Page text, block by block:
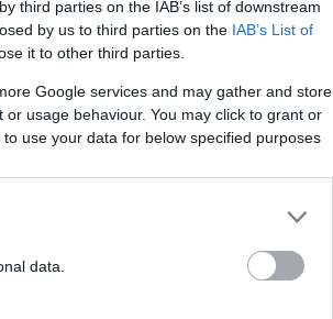
third parties on the IAB’s list of downstream
by us to third parties on the IAB’s List of
it to other third parties.
Google services and may gather and store
usage behaviour. You may click to grant or
use your data for below specified purposes
data.
da Miku
superficiale e